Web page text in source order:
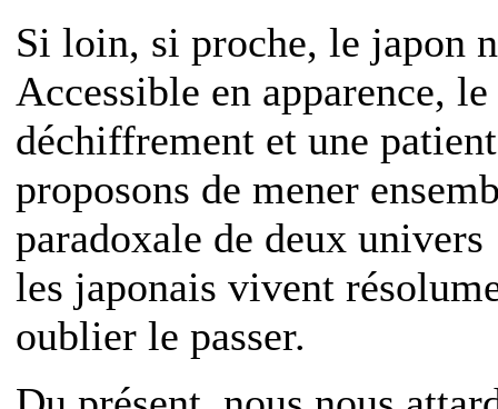
Si loin, si proche, le japon
Accessible en apparence,
déchiffrement et une
proposons de mener
paradoxale de deux
les japonais vivent
oublier le passer.